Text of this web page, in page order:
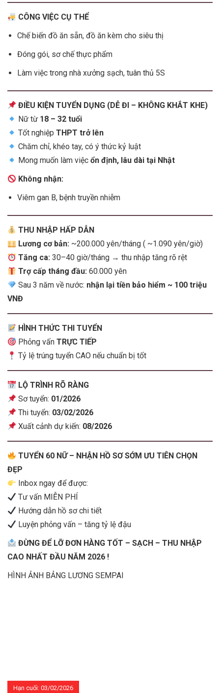
CÔNG VIỆC CỤ THỂ
Chế biến đồ ăn sẵn, đồ ăn kèm cho siêu thị
Đóng gói, sơ chế thực phẩm
Làm việc trong nhà xưởng sạch, tuân thủ 5S
ĐIỀU KIỆN TUYỂN DỤNG (DỄ ĐI – KHÔNG KHẮT KHE)
Nữ từ 18 – 32 tuổi
Tốt nghiệpTHPT trở lên
Chăm chỉ, khéo tay, có ý thức kỷ luật
Mong muốn làm việcổn định, lâu dài tại Nhật
Không nhận:
Viêm gan B, bệnh truyền nhiễm
THU NHẬP HẤP DẪN
Lương cơ bản: ~200.000 yên/tháng ( ~1.090 yên/giờ)
Tăng ca: 30–40 giờ/tháng → thu nhập tăng rõ rệt
Trợ cấp tháng đầu: 60.000 yên
Sau 3 năm về nước: nhận lại tiền bảo hiểm ~ 100 triệu
VNĐ
HÌNH THỨC THI TUYỂN
Phỏng vấnTRỰC TIẾP
Tỷ lệ trúng tuyển CAO nếu chuẩn bị tốt
LỘ TRÌNH RÕ RÀNG
Sơ tuyển: 01/2026
Thi tuyển: 03/02/2026
Xuất cảnh dự kiến: 08/2026
TUYỂN 60 NỮ – NHẬN HỒ SƠ SỚM ƯU TIÊN CHỌN
ĐẸP
Inbox ngay để được:
Tư vấn MIỄN PHÍ
Hướng dẫn hồ sơ chi tiết
Luyện phỏng vấn – tăng tỷ lệ đậu
ĐỪNG ĐỂ LỠ ĐƠN HÀNG TỐT – SẠCH – THU NHẬP
CAO NHẤT ĐẦU NĂM 2026 !
HÌNH ẢNH BẢNG LƯƠNG SEMPAI
Hạn cuối: 03/02/2026